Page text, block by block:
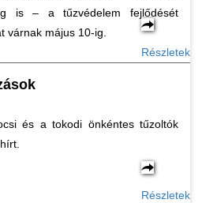
is – a tűzvédelem fejlődését
várnak május 10-ig.
Részletek
és a tokodi önkéntes tűzoltók
Részletek